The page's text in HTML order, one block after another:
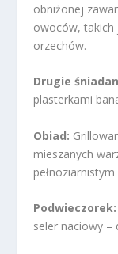
obniżonej
owoców, takich
orzechów.
Drugie
plasterkami
Obiad:
mieszanych
pełnoziarnistym
Podwieczorek:
seler naciowy –